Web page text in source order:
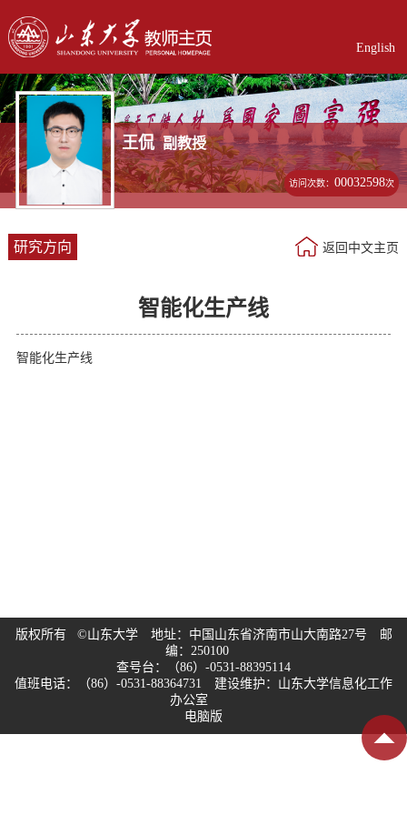
English
王侃 副教授
访问次数：00032598次
研究方向 返回中文主页
智能化生产线
智能化生产线
版权所有 ©山东大学 地址：中国山东省济南市山大南路27号 邮
编：250100
查号台：（86）-0531-88395114
值班电话：（86）-0531-88364731 建设维护：山东大学信息化工作
办公室
电脑版